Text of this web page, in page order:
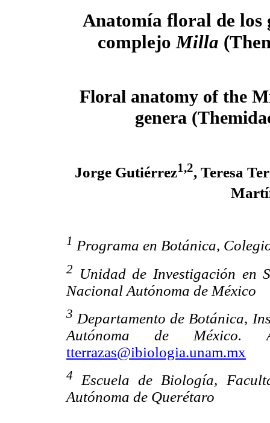
Anatomía floral de los
complejoMilla
Floral anatomy of the
genera
Jorge Gutiérrez1,2, Teresa
1 Programa en Botánica,
2
Unidad de Investigación en
Nacional Autónoma de México
3 Departamento de Botánica,
Autónoma de México.
tterrazas@ibiologia.unam.mx
4
Escuela de Biología,
Autónoma de Querétaro